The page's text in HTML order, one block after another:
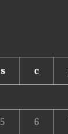
s c
5 6